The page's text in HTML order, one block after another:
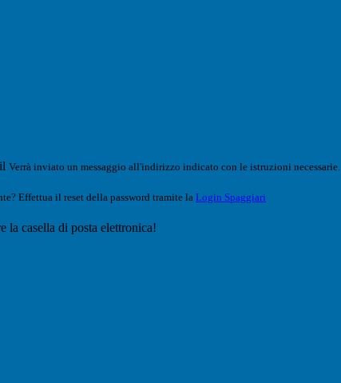
Verrà inviato un messaggio all'indirizzo indicato con le istruzioni necessarie.
Effettua il reset della password tramite la Login Spaggiari
la casella di posta elettronica!